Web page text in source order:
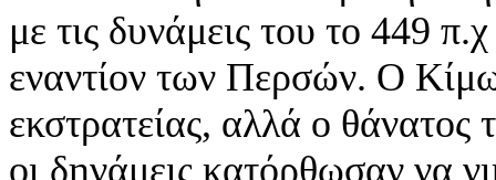
με τις δυνάμεις του το 449
εναντίον των Περσών. Ο
εκστρατείας, αλλά ο θάνατος
οι δηνάμεις κατόρθωσαν να